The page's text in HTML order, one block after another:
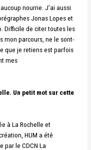
nourrie. J’ai aussi
Jonas Lopes et
Difficile de citer toutes les
mon parcours, ne le sont-
que je retiens est parfois
mes
Un petit mot sur cette
à La Rochelle et
HUM a été
le CDCN La